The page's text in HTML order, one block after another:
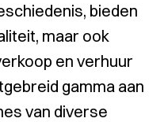
bieden
maar ook
en verhuur
gamma aan
van diverse